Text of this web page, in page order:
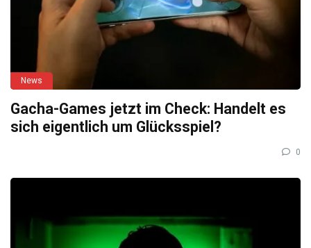
News
Gacha-Games jetzt im Check: Handelt es
sich eigentlich um Glücksspiel?
0